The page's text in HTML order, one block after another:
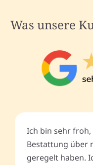
Was unsere
Ich bin sehr
Bestattung über
geregelt haben.